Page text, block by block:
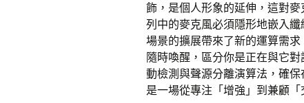
飾，是個人形象的延伸，這對
列中的麥克風必須隱形地嵌入
場景的擴展帶來了新的運算需
隨時喚醒，區分你是正在與它
動檢測與聲源分離演算法，確
是一場從專注「增強」到兼顧